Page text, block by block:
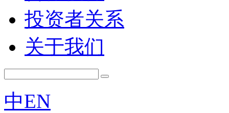
投资者关系
关于我们
中EN